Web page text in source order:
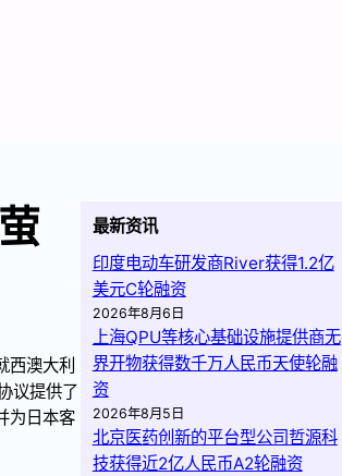
西澳大利
议提供了
为日本客
最新资讯
印度电动车研发商River获得1.2亿
美元C轮融资
2026年8月6日
上海QPU等核心基础设施提供商无
界开物获得数千万人民币天使轮融
资
2026年8月5日
北京医药创新的平台型公司哲源科
技获得近2亿人民币A2轮融资